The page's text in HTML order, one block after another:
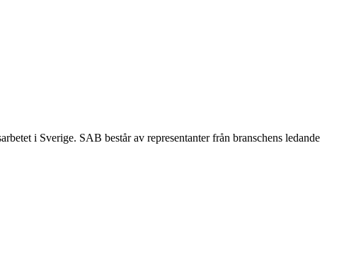
i Sverige. SAB består av representanter från branschens ledande